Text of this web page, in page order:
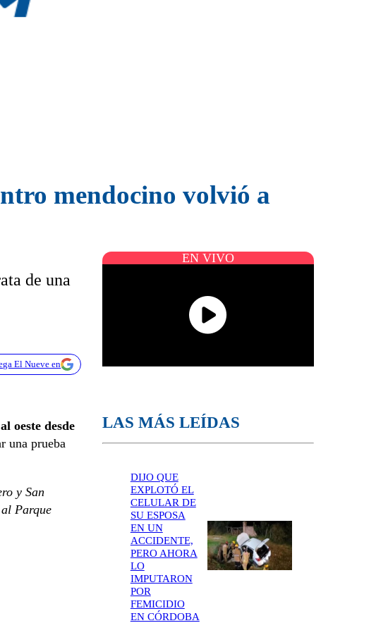
mendocino volvió a
de una
El Nueve en
oeste desde
una prueba
y San
Parque
EN VIVO
LAS MÁS LEÍDAS
DIJO QUE
EXPLOTÓ EL
CELULAR DE
SU ESPOSA
EN UN
ACCIDENTE,
PERO AHORA
LO
IMPUTARON
POR
FEMICIDIO
EN CÓRDOBA